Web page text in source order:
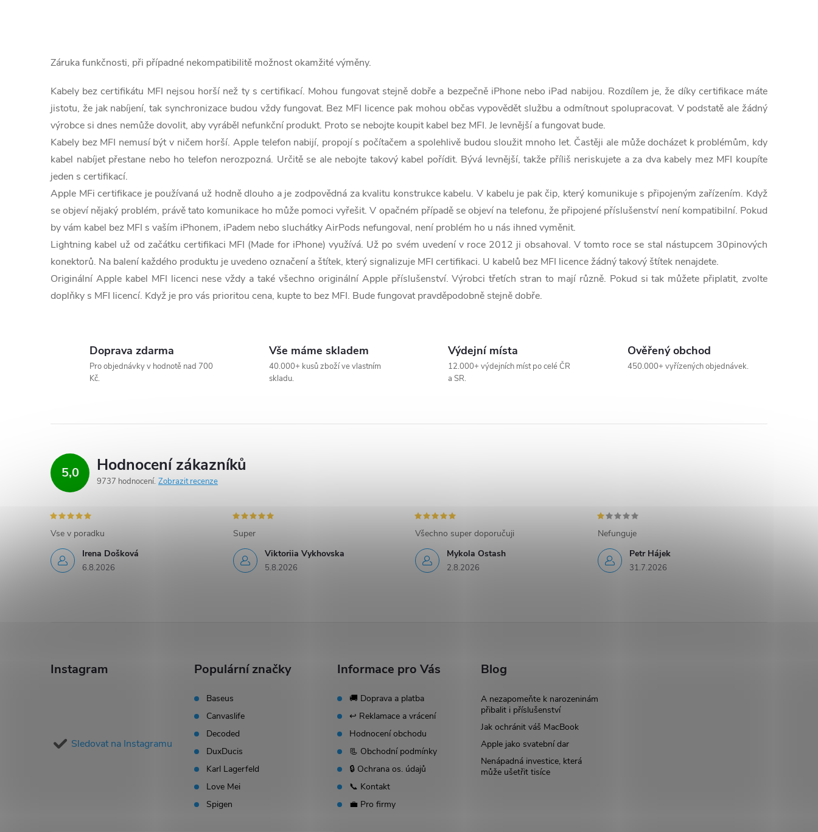
v
á
d
a
c
í
p
r
v
k
i
u
Záruka funkčnosti, při případné nekompatibilitě možnost okamžité výměny.
Kabely bez certifikátu MFI nejsou horší než ty s certifikací. Mohou fungovat stejně dobře a bezpečně iPhone nebo iPad nabijou. Rozdílem je, že díky certifikace máte
jistotu, že jak nabíjení, tak synchronizace budou vždy fungovat. Bez MFI licence pak mohou občas vypovědět službu a odmítnout spolupracovat. V podstatě ale žádný
výrobce si dnes nemůže dovolit, aby vyráběl nefunkční produkt. Proto se nebojte koupit kabel bez MFI. Je levnější a fungovat bude.
Kabely bez MFI nemusí být v ničem horší. Apple telefon nabijí, propojí s počítačem a spolehlivě budou sloužit mnoho let. Častěji ale může docházet k problémům, kdy
kabel nabíjet přestane nebo ho telefon nerozpozná. Určitě se ale nebojte takový kabel pořídit. Bývá levnější, takže příliš neriskujete a za dva kabely mez MFI koupíte
jeden s certifikací.
Apple MFi certifikace je používaná už hodně dlouho a je zodpovědná za kvalitu konstrukce kabelu. V kabelu je pak čip, který komunikuje s připojeným zařízením. Když
se objeví nějaký problém, právě tato komunikace ho může pomoci vyřešit. V opačném případě se objeví na telefonu, že připojené příslušenství není kompatibilní. Pokud
by vám kabel bez MFI s vaším iPhonem, iPadem nebo sluchátky AirPods nefungoval, není problém ho u nás ihned vyměnit.
Lightning kabel už od začátku certifikaci MFI (Made for iPhone) využívá. Už po svém uvedení v roce 2012 ji obsahoval. V tomto roce se stal nástupcem 30pinových
konektorů. Na balení každého produktu je uvedeno označení a štítek, který signalizuje MFI certifikaci. U kabelů bez MFI licence žádný takový štítek nenajdete.
Originální Apple kabel MFI licenci nese vždy a také všechno originální Apple příslušenství. Výrobci třetích stran to mají různě. Pokud si tak můžete připlatit, zvolte
doplňky s MFI licencí. Když je pro vás prioritou cena, kupte to bez MFI. Bude fungovat pravděpodobně stejně dobře.
Doprava zdarma
Pro objednávky v hodnotě nad 700
Kč.
Vše máme skladem
40.000+ kusů zboží ve vlastním
skladu.
Výdejní místa
12.000+ výdejních míst po celé ČR
a SR.
Ověřený obchod
450.000+ vyřízených objednávek.
5,0 Hodnocení zákazníků
9737 hodnocení Zobrazit recenze
Irena Došková
6.8.2026
Vse v poradku
Viktoriia Vykhovska
5.8.2026
Super
Mykola Ostash
2.8.2026
Všechno super doporučuji
Petr Hájek
31.7.2026
Nefunguje
Instagram
Sledovat na Instagramu
Populární značky
Baseus
Canvaslife
Decoded
DuxDucis
Karl Lagerfeld
Love Mei
Spigen
Informace pro Vás
🚚 Doprava a platba
↩️ Reklamace a vrácení
Hodnocení obchodu
📃 Obchodní podmínky
🔒 Ochrana os. údajů
📞 Kontakt
💼 Pro firmy
Blog
A nezapomeňte k narozeninám
přibalit i příslušenství
Jak ochránit váš MacBook
Apple jako svatební dar
Nenápadná investice, která
může ušetřit tisíce